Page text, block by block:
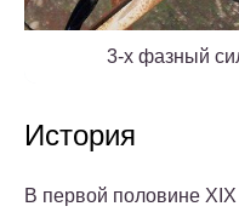
3-х фазный
История
В первой половине